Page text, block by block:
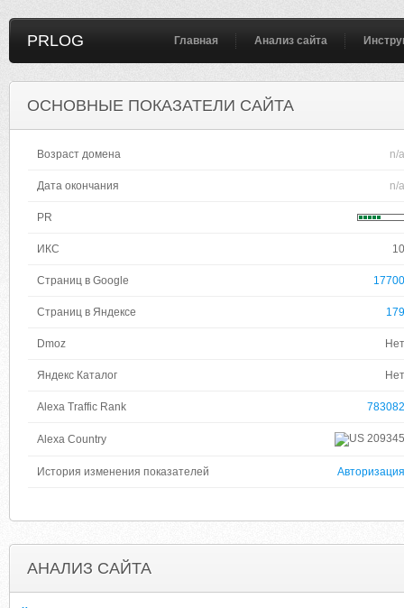
PRLOG Главная Анализ сайта
ОСНОВНЫЕ ПОКАЗАТЕЛИ САЙТА
Возраст домена n/a
Дата окончания n/a
PR
ИКС 10
Страниц в Google 17700
Страниц в Яндексе 179
Dmoz Нет
Яндекс Каталог Нет
Alexa Traffic Rank 783082
Alexa Country 209345
История изменения показателей Авторизация
АНАЛИЗ САЙТА